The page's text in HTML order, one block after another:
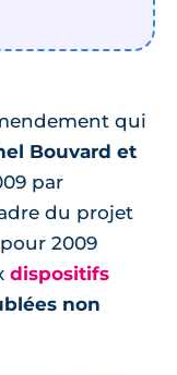
qui
Bouvard et
par
du projet
2009
dispositifs
non